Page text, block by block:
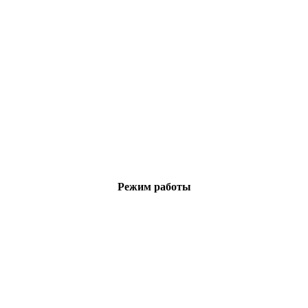
Режим работы